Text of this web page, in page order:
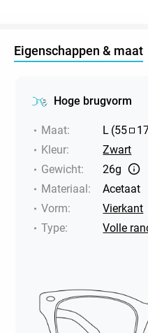
Eigenschappen & maat
Hoge brugvorm
Maat: L (55
Kleur:
Zwart
Gewicht:
26g
Materiaal:
Acetaat
Vorm:
Vierkant
Type: Volle